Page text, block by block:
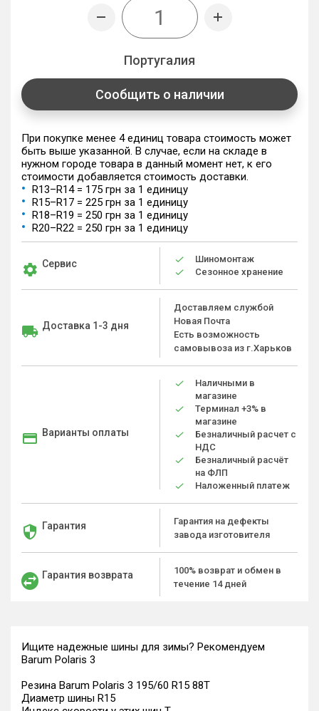
Португалия
Сообщить о наличии
При покупке менее 4 единиц товара стоимость может
быть выше указанной. В случае, если на складе в
нужном городе товара в данный момент нет, к его
стоимости добавляется стоимость доставки.
R13–R14 = 175 грн за 1 единицу
R15–R17 = 225 грн за 1 единицу
R18–R19 = 250 грн за 1 единицу
R20–R22 = 250 грн за 1 единицу
Сервис
Шиномонтаж
Сезонное хранение
Доставка 1-3 дня
Доставляем службой
Новая Почта
Есть возможность
самовывоза из г.Харьков
Варианты оплаты
Наличными в
магазине
Терминал +3% в
магазине
Безналичный расчет с
НДС
Безналичный расчёт
на ФЛП
Наложенный платеж
Гарантия
Гарантия на дефекты
завода изготовителя
Гарантия возврата
100% возврат и обмен в
течение 14 дней
Ищите надежные шины для зимы? Рекомендуем
Barum Polaris 3
Резина Barum Polaris 3 195/60 R15 88T
Диаметр шины R15